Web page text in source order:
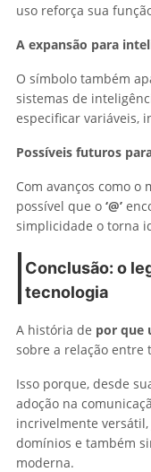
uso reforça sua
A expansão para
O símbolo também
sistemas de
especificar variáveis,
Possíveis futuros
Com avanços como o
possível que o ‘@’
simplicidade o torna
Conclusão: o
tecnologia
A história de por que
sobre a relação entre
Isso porque, desde
adoção na
incrivelmente
domínios e também
moderna.